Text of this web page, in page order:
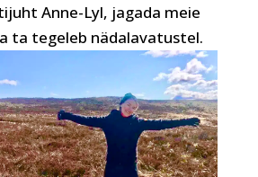
Anne-Lyl, jagada meie
ta tegeleb nädalavatustel.